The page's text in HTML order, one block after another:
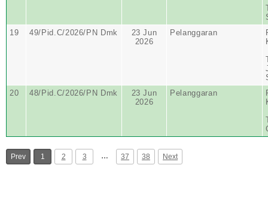
19
49/Pid.C/2026/PN Dmk
23 Jun
2026
Pelanggaran
20
48/Pid.C/2026/PN Dmk
23 Jun
2026
Pelanggaran
Prev 1 2 3 … 37 38 Next